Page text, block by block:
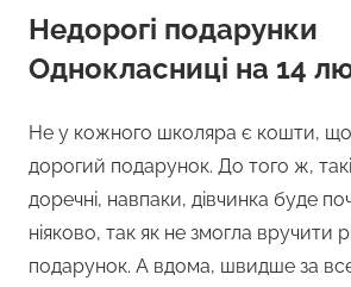
Недорогі подарунки
Однокласниці на 14
Не у кожного школяра є кошти,
дорогий подарунок. До того ж, такі
доречні, навпаки, дівчинка буде
ніяково, так як не змогла вручити
подарунок. А вдома, швидше за